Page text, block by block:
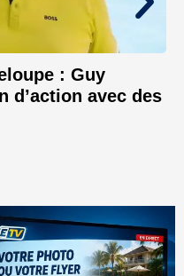
: Guy
d’action avec des